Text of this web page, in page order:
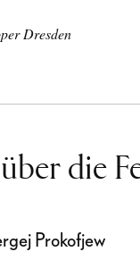
Dresden
die
Prokofjew